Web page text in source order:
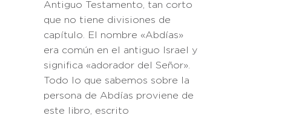
Antiguo Testamento, tan corto
que no tiene divisiones de
capítulo. El nombre «Abdías»
era común en el antiguo Israel y
significa «adorador del Señor».
Todo lo que sabemos sobre la
persona de Abdías proviene de
este libro, escrito